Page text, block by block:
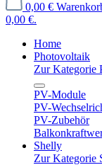
0,00 €
0,00 €.
Home
Photovoltaik
Zur Kategorie
PV-Module
PV-
PV-Zubehör
Shelly
Zur Kategorie